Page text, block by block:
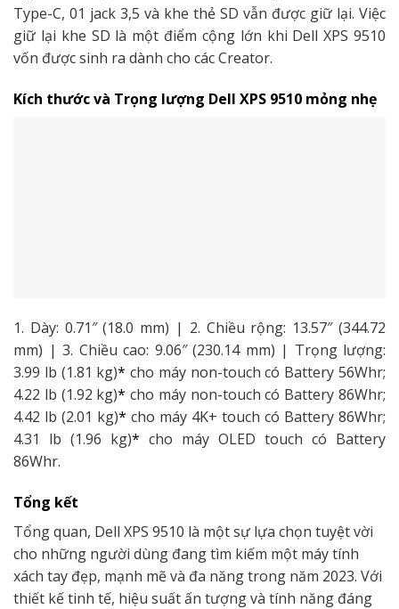
Type-C, 01 jack 3,5 và khe thẻ SD vẫn được giữ lại. Việc
giữ lại khe SD là một điểm cộng lớn khi Dell XPS 9510
vốn được sinh ra dành cho các Creator.
Kích thước và Trọng lượng Dell XPS 9510 mỏng nhẹ
1. Dày: 0.71″ (18.0 mm) | 2. Chiều rộng: 13.57″ (344.72
mm) | 3. Chiều cao: 9.06″ (230.14 mm) | Trọng lượng:
3.99 lb (1.81 kg)* cho máy non-touch có Battery 56Whr;
4.22 lb (1.92 kg)* cho máy non-touch có Battery 86Whr;
4.42 lb (2.01 kg)* cho máy 4K+ touch có Battery 86Whr;
4.31 lb (1.96 kg)* cho máy OLED touch có Battery
86Whr.
Tổng kết
Tổng quan, Dell XPS 9510 là một sự lựa chọn tuyệt vời
cho những người dùng đang tìm kiếm một máy tính
xách tay đẹp, mạnh mẽ và đa năng trong năm 2023. Với
thiết kế tinh tế, hiệu suất ấn tượng và tính năng đáng